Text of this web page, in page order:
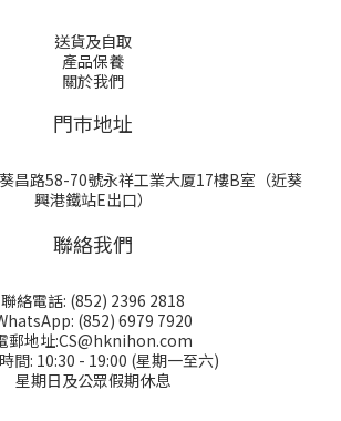
送貨及自取
產品保養
關於我們
門巿地址
昌路58-70號永祥工業大厦17樓B室（近葵
興港鐵站E出口）
聯絡我們
聯絡電話: (852) 2396 2818
(852) 6979 7920
郵地址:CS@hknihon.com
間: 10:30 - 19:00 (星期一至六)
星期日及公眾假期休息